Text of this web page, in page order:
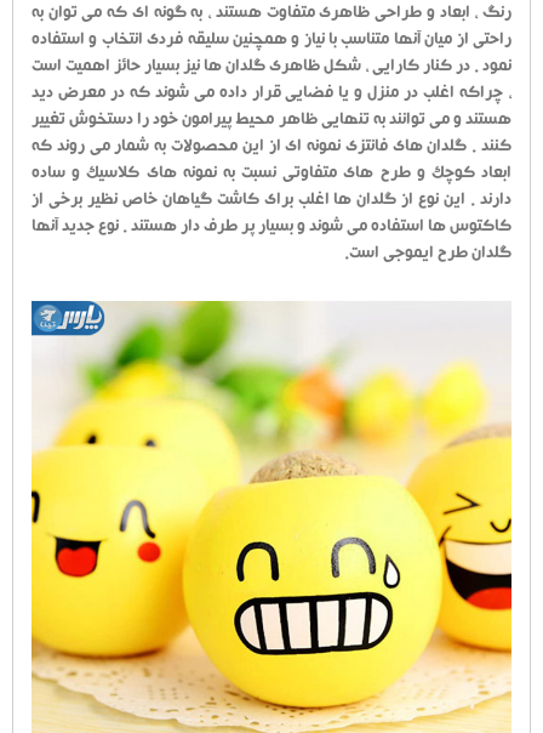
رنگ ، ابعاد و طراحی ظاهری متفاوت هستند ، به گونه ای که می توان به
راحتی از میان آنها متناسب با نیاز و همچنین سلیقه فردی انتخاب و استفاده
نمود . در کنار کارایی ، شکل ظاهری گلدان ها نیز بسیار حائز اهمیت است
، چراکه اغلب در منزل و یا فضایی قرار داده می شوند که در معرض دید
هستند و می توانند به تنهایی ظاهر محیط پیرامون خود را دستخوش تغییر
کنند . گلدان های فانتزی نمونه ای از این محصولات به شمار می روند که
ابعاد کوچک و طرح های متفاوتی نسبت به نمونه های کلاسیک و ساده
دارند . این نوع از گلدان ها اغلب برای کاشت گیاهان خاص نظیر برخی از
کاکتوس ها استفاده می شوند و بسیار پر طرف دار هستند . نوع جدید آنها
گلدان طرح ایموجی است.